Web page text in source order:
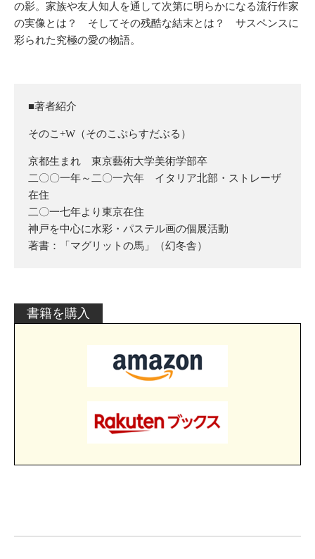
の影。家族や友人知人を通して次第に明らかになる流行作家
の実像とは？ そしてその残酷な結末とは？ サスペンスに
彩られた究極の愛の物語。
■著者紹介
そのこ+W（そのこぷらすだぶる）
京都生まれ 東京藝術大学美術学部卒
二〇〇一年～二〇一六年 イタリア北部・ストレーザ
在住
二〇一七年より東京在住
神戸を中心に水彩・パステル画の個展活動
著書：「マグリットの馬」（幻冬舎）
書籍を購入